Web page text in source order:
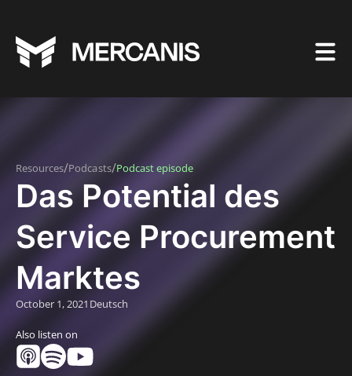
Resources/Podcasts/Podcast episode
Das Potential des
Service Procurement
Marktes
October 1, 2021 Deutsch
Also listen on